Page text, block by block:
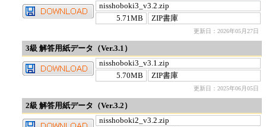
nisshoboki3_v3.2.zip
5.71MB
ZIP書庫
更新日：2026年05月27日
3級 解答用紙データ（Ver.3.1）
nisshoboki3_v3.1.zip
5.70MB
ZIP書庫
更新日：2025年06月05日
2級 解答用紙データ（Ver.3.2）
nisshoboki2_v3.2.zip